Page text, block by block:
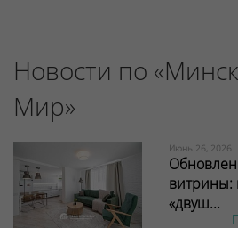
Новости по «Минск
Мир»
Июнь 26, 2026
витрины:
«двуш...